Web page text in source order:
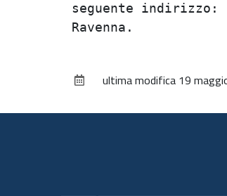
seguente
ultima modifica 19